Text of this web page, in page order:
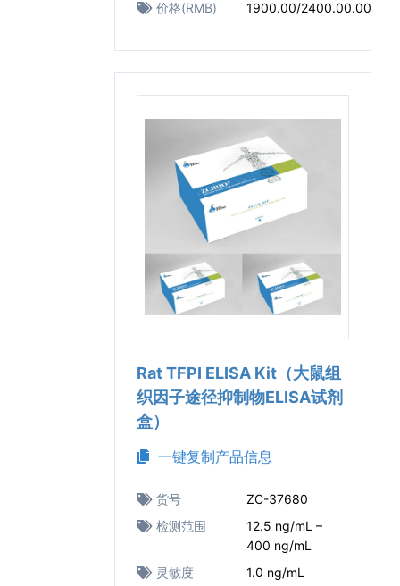
价格(RMB)
1900.00/2400.00.00
Rat TFPI ELISA Kit（大鼠组
织因子途径抑制物ELISA试剂
盒）
一键复制产品信息
货号
ZC-37680
检测范围
12.5 ng/mL –
400 ng/mL
灵敏度
1.0 ng/mL